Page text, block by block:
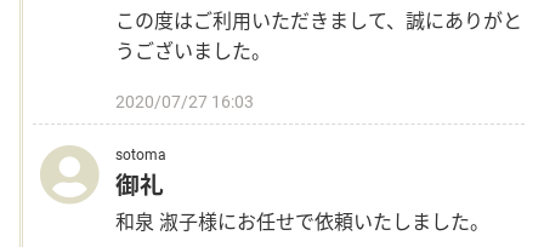
この度はご利用いただきまして、誠にありがと
うございました。
2020/07/27 16:03
sotoma
御礼
和泉 淑子様にお任せで依頼いたしました。